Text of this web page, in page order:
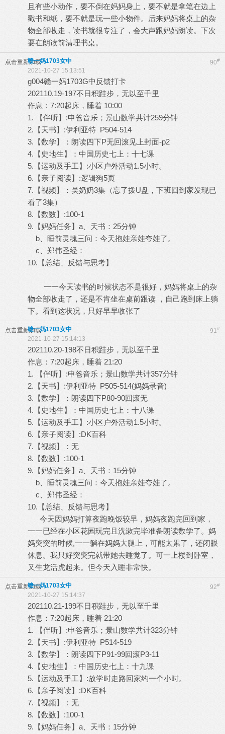
且有些小动作，要不倒在妈妈身上，要不就是拿笔在边上
戳书和纸，要不就是玩一些小物件。后来妈妈将桌上的杂
物全部收走，读书就很专注了，会大声跟妈妈朗读。下次
要在朗读前清理书桌。
点击重新加载 90#
赣一妈1703女中
2021-10-27 15:13:51
g004赣一妈1703G中反馈打卡
202110.19-197不日积跬步，无以至千里
作息：7:20起床，睡着 10:00
1. 【伴听】:申爸音乐；景山数学共计259分钟
2.【天书】:伊利亚特 P504-514
3.【数学】：朗读四下P无回滚见上封面-p2
4.【史地生】：中国历史七上：十七课
5.【运动及手工】:小区户外活动1.5小时。
6.【亲子阅读】:逻辑狗5页
7.【视频】：吴奶奶3集（忘了拨U盘，下班回到家发现已
看了3集）
8.【数数】:100-1
9.【妈妈任务】a、天书：25分钟
b、睡前灵魂三问：今天抱娃亲娃夸娃了。
c、郑伟圣经：
10.【总结、反馈与思考】
一一今天读书的时候状态不是很好，妈妈将桌上的杂
物全部收走了，还是不肯坐在桌前跟读 ，自己跑到床上躺
下。看到这状况，只好早早收张了
点击重新加载 91#
赣一妈1703女中
2021-10-27 15:14:13
202110.20-198不日积跬步，无以至千里
作息：7:20起床，睡着 21:20
1. 【伴听】:申爸音乐；景山数学共计357分钟
2.【天书】:伊利亚特 P505-514(妈妈录音)
3.【数学】：朗读四下P80-90回滚无
4.【史地生】：中国历史七上：十八课
5.【运动及手工】:小区户外活动1.5小时。
6.【亲子阅读】:DK百科
7.【视频】：无
8.【数数】:100-1
9.【妈妈任务】a、天书：15分钟
b、睡前灵魂三问：今天抱娃亲娃夸娃了。
c、郑伟圣经：
10.【总结、反馈与思考】
今天因妈妈打算夜跑晚饭较早，妈妈夜跑完回到家，
一一已经在小区花园玩完且洗漱完毕准备朗读数学了。妈
妈突突的时候,一一躺在妈妈大腿上，可能太累了，还闭眼
休息。我只好突突完就带她去睡觉了。可一上楼到卧室，
又生龙活虎起来。但今天入睡非常快。
点击重新加载 92#
赣一妈1703女中
2021-10-27 15:14:37
202110.21-199不日积跬步，无以至千里
作息：7:20起床，睡着 21:20
1. 【伴听】:申爸音乐；景山数学共计323分钟
2.【天书】:伊利亚特 P514-519
3.【数学】：朗读四下P91-99回滚P3-11
4.【史地生】：中国历史七上：十九课
5.【运动及手工】:放学时走路回家约一个小时。
6.【亲子阅读】:DK百科
7.【视频】：无
8.【数数】:100-1
9.【妈妈任务】a、天书：15分钟